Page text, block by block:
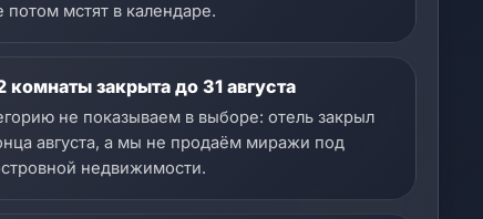
потом мстят в календаре.
комнаты закрыта до 31 августа
не показываем в выборе: отель закрыл
августа, а мы не продаём миражи под
недвижимости.